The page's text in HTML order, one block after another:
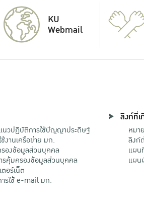
KU
Webmail
นวปฏิบัติการใช้ปัญญาประดิษฐ์
งานเครือข่าย มก.
องข้อมูลส่วนบุคคล
คุ้มครองข้อมูลส่วนบุคคล
ตอร์เน็ต
รใช้ e-mail มก.
ลิงก์ที่
หมา
ลิงก์
แผน
แผน